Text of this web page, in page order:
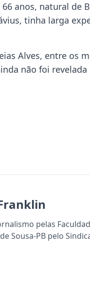
anos, natural de
tinha larga
Alves, entre os
não foi
pelas
Sousa-PB pelo